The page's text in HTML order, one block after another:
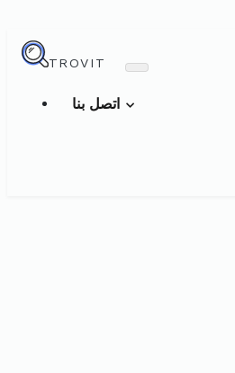
TROVIT